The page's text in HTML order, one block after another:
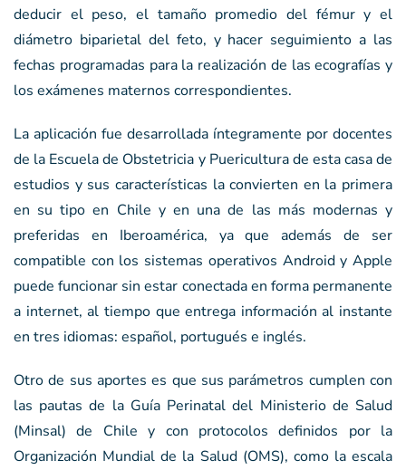
deducir el peso, el tamaño promedio del fémur y el
diámetro biparietal del feto, y hacer seguimiento a las
fechas programadas para la realización de las ecografías y
los exámenes maternos correspondientes.
La aplicación fue desarrollada íntegramente por docentes
de la Escuela de Obstetricia y Puericultura de esta casa de
estudios y sus características la convierten en la primera
en su tipo en Chile y en una de las más modernas y
preferidas en Iberoamérica, ya que además de ser
compatible con los sistemas operativos Android y Apple
puede funcionar sin estar conectada en forma permanente
a internet, al tiempo que entrega información al instante
en tres idiomas: español, portugués e inglés.
Otro de sus aportes es que sus parámetros cumplen con
las pautas de la Guía Perinatal del Ministerio de Salud
(Minsal) de Chile y con protocolos definidos por la
Organización Mundial de la Salud (OMS), como la escala